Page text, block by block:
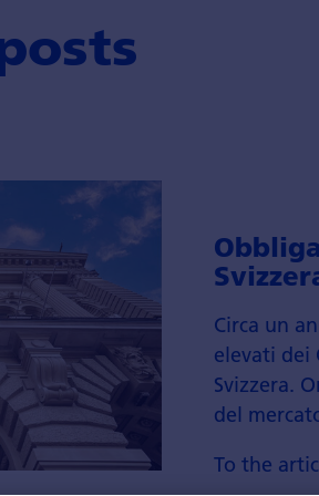
Circa un
elevati dei
Svizzera.
del
To the